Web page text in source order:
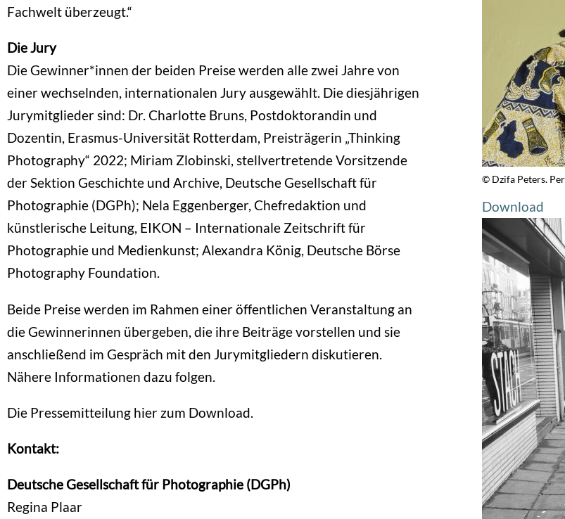
Fachwelt überzeugt.“
Die Jury
Die Gewinner*innen der beiden Preise werden alle zwei Jahre von
einer wechselnden, internationalen Jury ausgewählt. Die diesjährigen
Jurymitglieder sind: Dr. Charlotte Bruns, Postdoktorandin und
Dozentin, Erasmus-Universität Rotterdam, Preisträgerin „Thinking
Photography“ 2022; Miriam Zlobinski, stellvertretende Vorsitzende
der Sektion Geschichte und Archive, Deutsche Gesellschaft für
Photographie (DGPh); Nela Eggenberger, Chefredaktion und
künstlerische Leitung, EIKON – Internationale Zeitschrift für
Photographie und Medienkunst; Alexandra König, Deutsche Börse
Photography Foundation.
Beide Preise werden im Rahmen einer öffentlichen Veranstaltung an
die Gewinnerinnen übergeben, die ihre Beiträge vorstellen und sie
anschließend im Gespräch mit den Jurymitgliedern diskutieren.
Nähere Informationen dazu folgen.
Die Pressemitteilung hier zum Download.
Kontakt:
Deutsche Gesellschaft für Photographie (DGPh)
Regina Plaar
© Dzifa Peters.
Download